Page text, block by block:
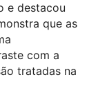
e destacou
que as
com a
tratadas na